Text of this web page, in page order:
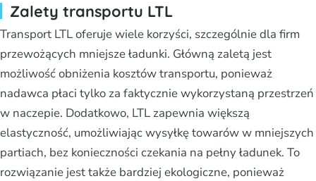
Zalety transportu LTL
Transport LTL oferuje wiele korzyści, szczególnie dla firm
przewożących mniejsze ładunki. Główną zaletą jest
możliwość obniżenia kosztów transportu, ponieważ
nadawca płaci tylko za faktycznie wykorzystaną przestrzeń
w naczepie. Dodatkowo, LTL zapewnia większą
elastyczność, umożliwiając wysyłkę towarów w mniejszych
partiach, bez konieczności czekania na pełny ładunek. To
rozwiązanie jest także bardziej ekologiczne, ponieważ